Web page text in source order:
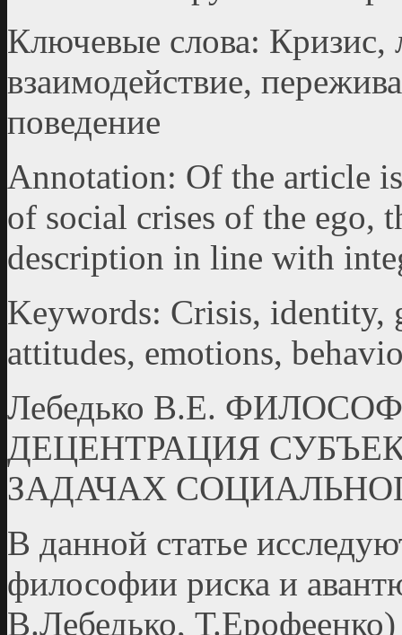
Ключевые слова: Кризис,
взаимодействие,
поведение
Annotation: Of the article
of social crises of the ego,
description in line with
Keywords: Crisis, identity,
attitudes, emotions,
Лебедько В.Е.
ДЕЦЕНТРАЦИЯ
ЗАДАЧАХ
В данной статье
философии риска и
В.Лебедько,